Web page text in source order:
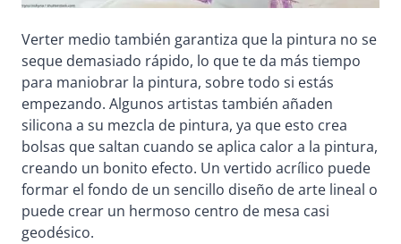
Verter medio también garantiza que la pintura no se
seque demasiado rápido, lo que te da más tiempo
para maniobrar la pintura, sobre todo si estás
empezando. Algunos artistas también añaden
silicona a su mezcla de pintura, ya que esto crea
bolsas que saltan cuando se aplica calor a la pintura,
creando un bonito efecto. Un vertido acrílico puede
formar el fondo de un sencillo diseño de arte lineal o
puede crear un hermoso centro de mesa casi
geodésico.